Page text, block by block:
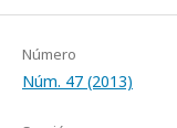
Número
Núm. 47 (2013)